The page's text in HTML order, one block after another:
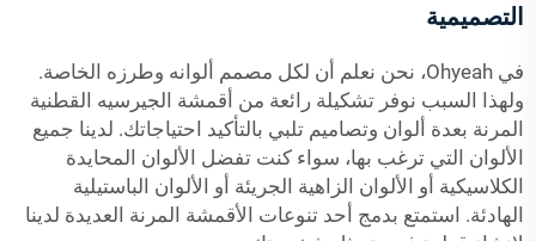
التصميمية
في Ohyeah، نحن نعلم أن لكل مصمم ألوانه وطرزه الخاصة.
ولهذا السبب نوفر تشكيلة رائعة من أقمشة الجيرسيه القطنية
المرنة بعدة ألوان وتصاميم تلبي بالتأكيد احتياجاتك. لدينا جميع
الألوان التي ترغب بها، سواء كنت تفضل الألوان المحايدة
الكلاسيكية أو الألوان الزاهية الجريئة أو الألوان الباستيلية
الهادئة. استمتع بدمج أحد تنوعات الأقمشة المرنة العديدة لدينا